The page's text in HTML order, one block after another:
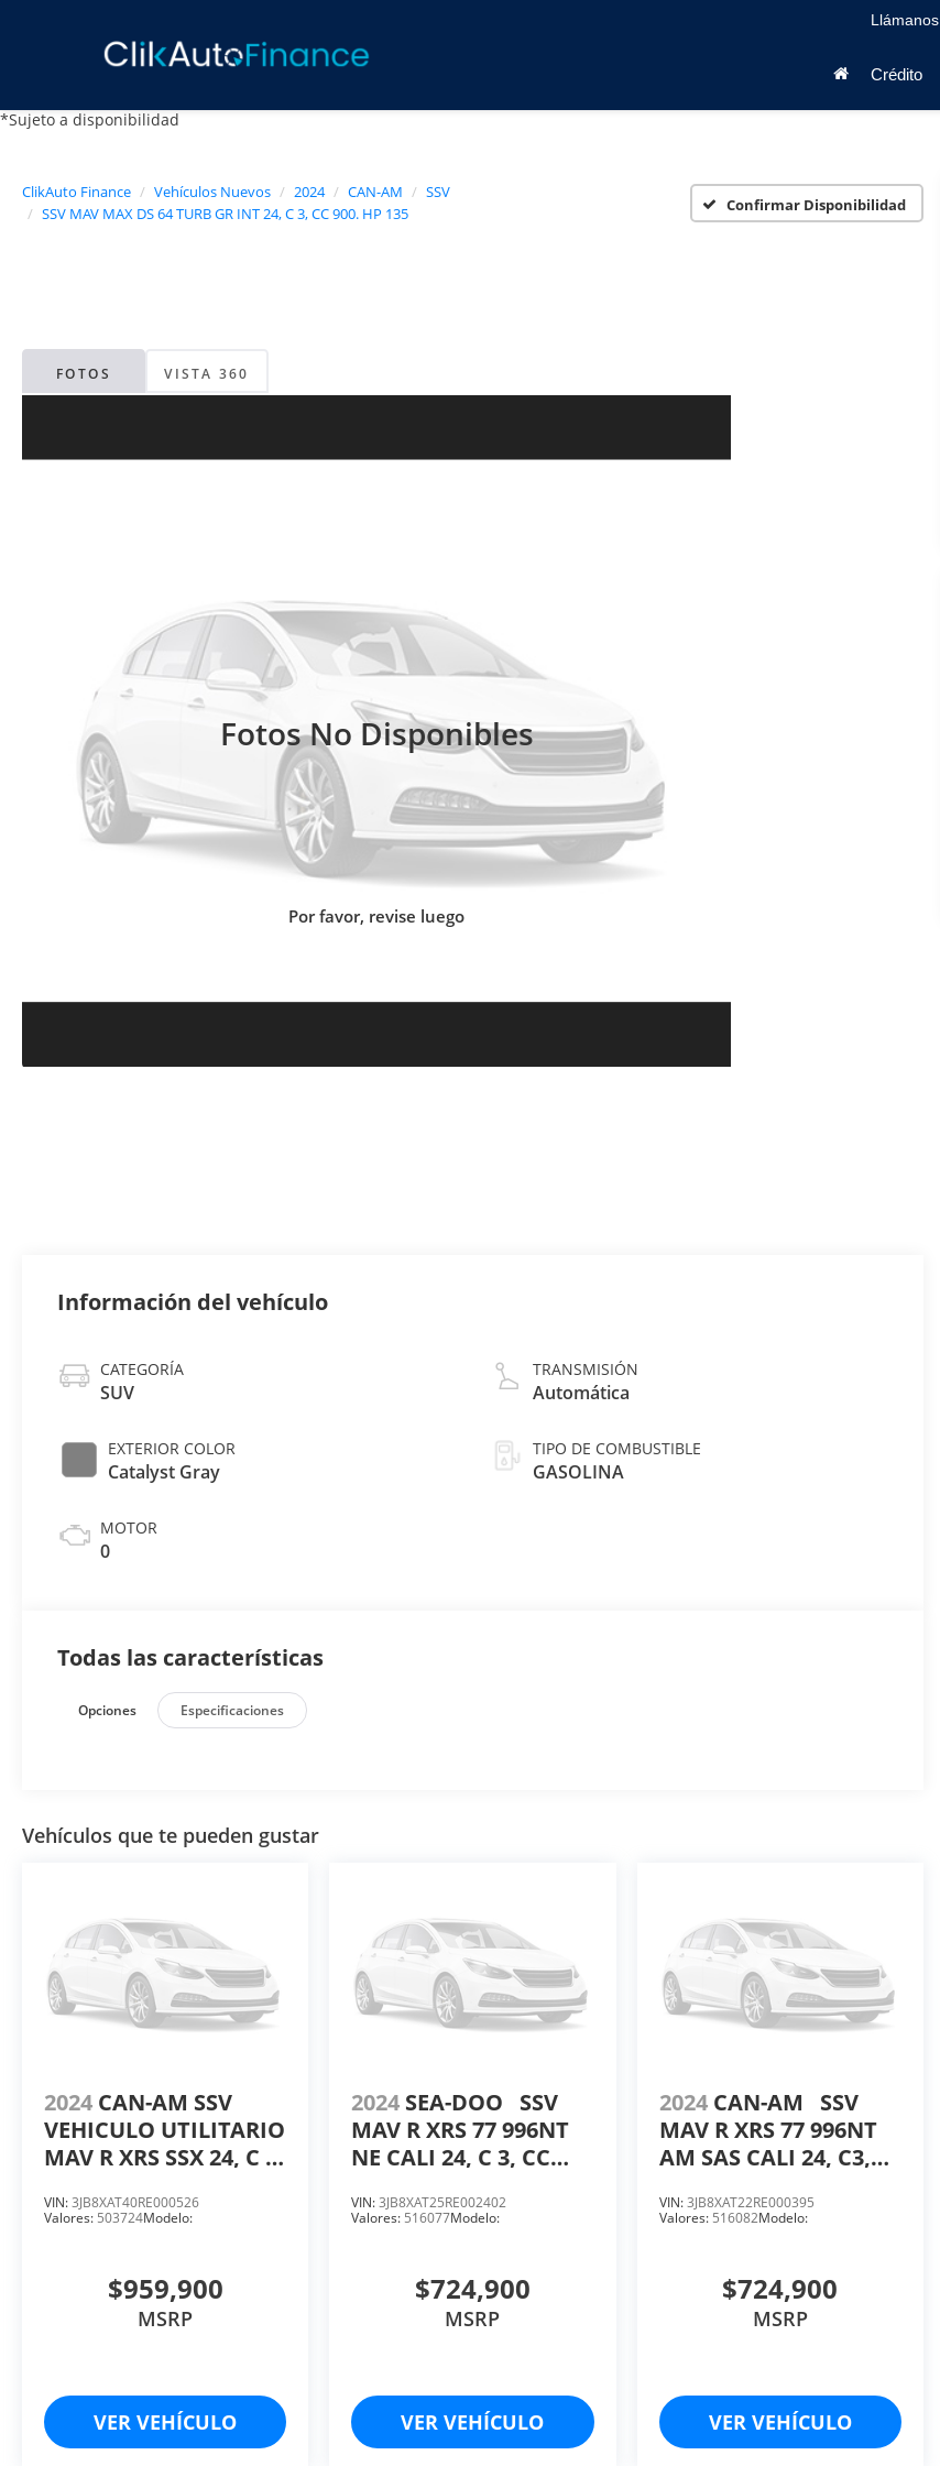
Llámanos
Crédito
*Sujeto a disponibilidad
ClikAuto Finance Vehículos Nuevos 2024 CAN-AM
SSV
SSV MAV MAX DS 64 TURB GR INT 24, C 3, CC 900. HP 135
Confirmar Disponibilidad
FOTOS VISTA 360
Fotos No Disponibles
Por favor, revise luego
Información del vehículo
CATEGORÍA
SUV
EXTERIOR COLOR
Catalyst Gray
MOTOR
0
TRANSMISIÓN
Automática
TIPO DE COMBUSTIBLE
GASOLINA
Todas las características
Opciones Especificaciones
Vehículos que te pueden gustar
2024 CAN-AM SSV
VEHICULO UTILITARIO
MAV R XRS SSX 24, C 3,
VIN:3JB8XAT40RE000526
Valores: 503724Modelo:
$959,900
MSRP
VER VEHÍCULO
2024 SEA-DOO
SSV
MAV R XRS 77 996NT
NE CALI 24, C 3, CC
VIN:3JB8XAT25RE002402
Valores: 516077Modelo:
$724,900
MSRP
VER VEHÍCULO
2024 CAN-AM
SSV
MAV R XRS 77 996NT
AM SAS CALI 24, C3,
VIN:3JB8XAT22RE000395
Valores: 516082Modelo:
$724,900
MSRP
VER VEHÍCULO